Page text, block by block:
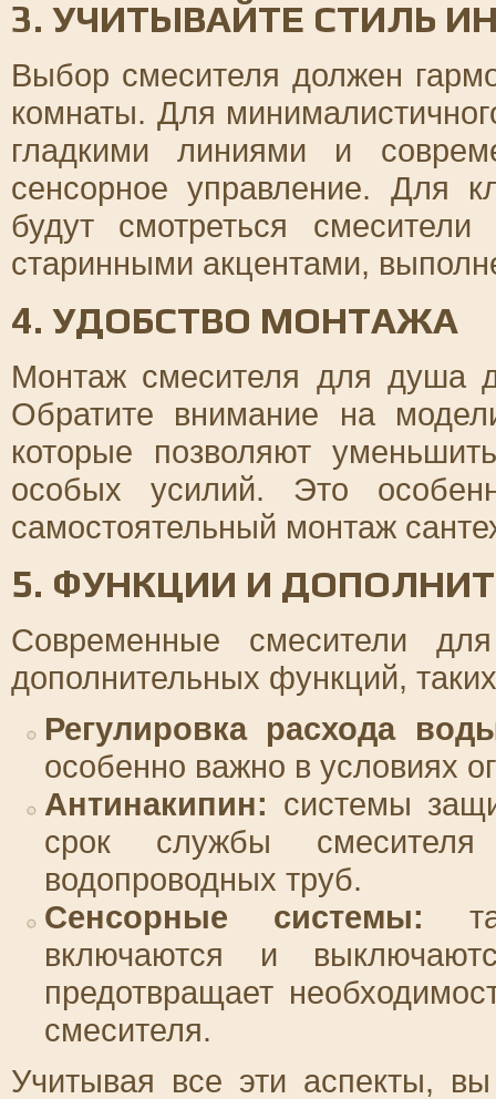
3. УЧИТЫВАЙТЕ СТИЛЬ
Выбор смесителя должен
комнаты. Для
гладкими линиями и
сенсорное управление. Для
будут смотреться
старинными акцентами,
4. УДОБСТВО МОНТАЖА
Монтаж смесителя для душа
Обратите внимание на
которые позволяют
особых усилий. Это
самостоятельный монтаж
5. ФУНКЦИИ И
Современные смесители
дополнительных функций,
Регулировка расхода
особенно важно в условиях
Антинакипин: системы
срок службы
водопроводных труб.
Сенсорные системы:
включаются и
предотвращает
смесителя.
Учитывая все эти аспекты,